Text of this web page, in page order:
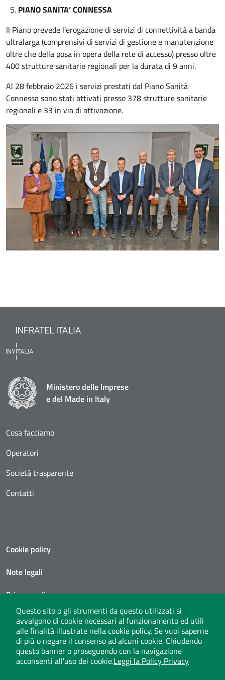
5. PIANO SANITA’ CONNESSA
Il Piano prevede l’erogazione di servizi di connettività a banda
ultralarga (comprensivi di servizi di gestione e manutenzione
oltre che della posa in opera della rete di accesso) presso oltre
400 strutture sanitarie regionali per la durata di 9 anni.
Al 28 febbraio 2026 i servizi prestati dal Piano Sanità
Connessa sono stati attivati presso 378 strutture sanitarie
regionali e 33 in via di attivazione.
Questo sito o gli strumenti da questo utilizzati si
avvalgono di cookie necessari al funzionamento ed utili
alle finalità illustrate nella cookie policy. Se vuoi saperne
di più o negare il consenso ad alcuni cookie. Chiudendo
questo banner o proseguendo con la navigazione
acconsenti all'uso dei cookie.Leggi la Policy Privacy
Ministero delle Imprese
e del Made in Italy
Cosa facciamo
Operatori
Società trasparente
Contatti
Cookie policy
Note legali
Privacy policy
Social media policy
Privacy policy call center